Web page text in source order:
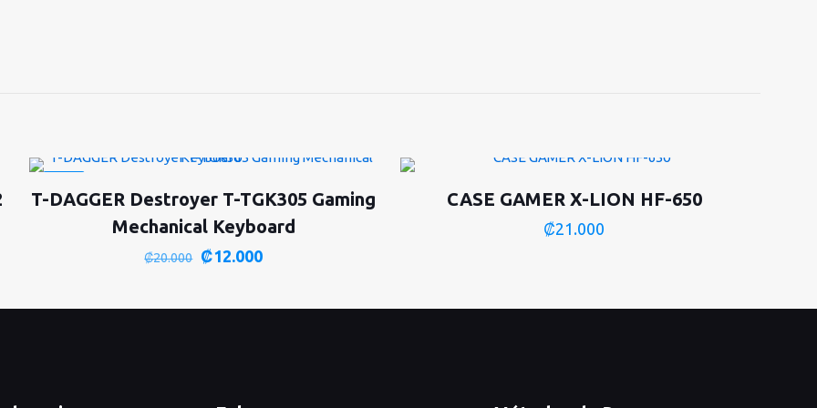
T-DAGGER Destroyer T-TGK305 Gaming
Mechanical Keyboard
₡20.000
El
original
₡12.000El
actual
CASE GAMER X-LION HF-650
₡21.000